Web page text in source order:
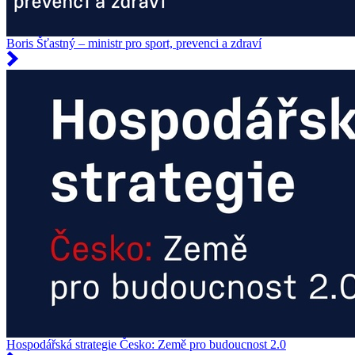
Boris Šťastný – ministr pro sport, prevenci a zdraví
Hospodářská strategie Česko: Země pro budoucnost 2.0